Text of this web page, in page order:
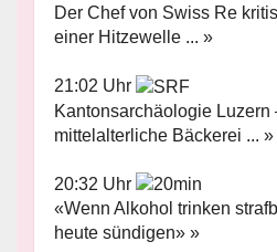
Der Chef von Swiss Re
einer Hitzewelle ... »
21:02 Uhr
Kantonsarchäologie Luzern
mittelalterliche Bäckerei ... »
20:32 Uhr
«Wenn Alkohol trinken
heute sündigen» »